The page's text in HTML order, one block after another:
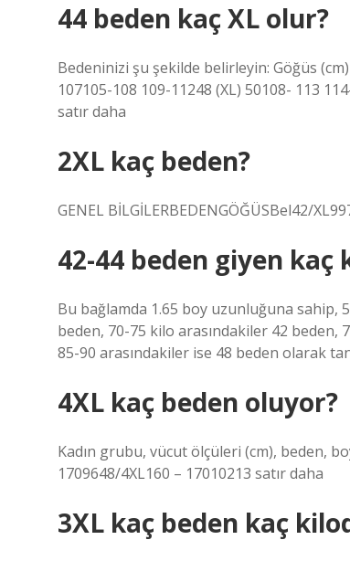
44 beden kaç XL olur?
Bedeninizi şu şekilde belirleyin: Göğüs
107105-108 109-11248 (XL) 50108- 113
satır daha
2XL kaç beden?
GENEL BİLGİLERBEDENGÖĞÜSBel42/
42-44 beden giyen kaç
Bu bağlamda 1.65 boy uzunluğuna sahip,
beden, 70-75 kilo arasındakiler 42 beden,
85-90 arasındakiler ise 48 beden olarak
4XL kaç beden oluyor?
Kadın grubu, vücut ölçüleri (cm), beden,
1709648/4XL160 – 17010213 satır daha
3XL kaç beden kaç